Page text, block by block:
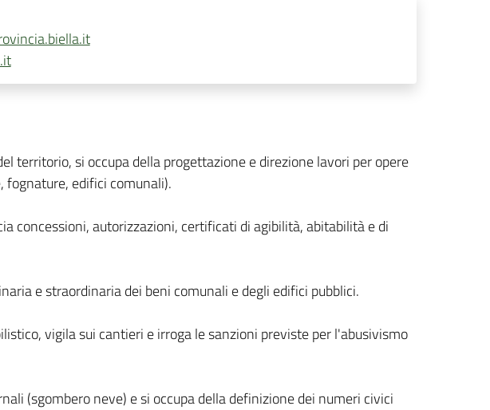
territorio, si occupa della progettazione e direzione lavori per opere
edifici comunali).
concessioni, autorizzazioni, certificati di agibilità, abitabilità e di
e straordinaria dei beni comunali e degli edifici pubblici.
vigila sui cantieri e irroga le sanzioni previste per l'abusivismo
(sgombero neve) e si occupa della definizione dei numeri civici